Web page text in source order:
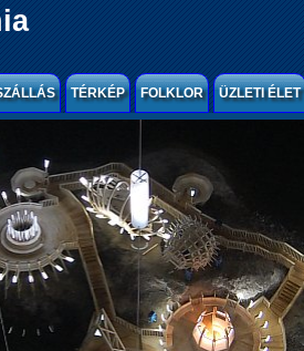
TÉRKÉP FOLKLOR ÜZLETI ÉLET